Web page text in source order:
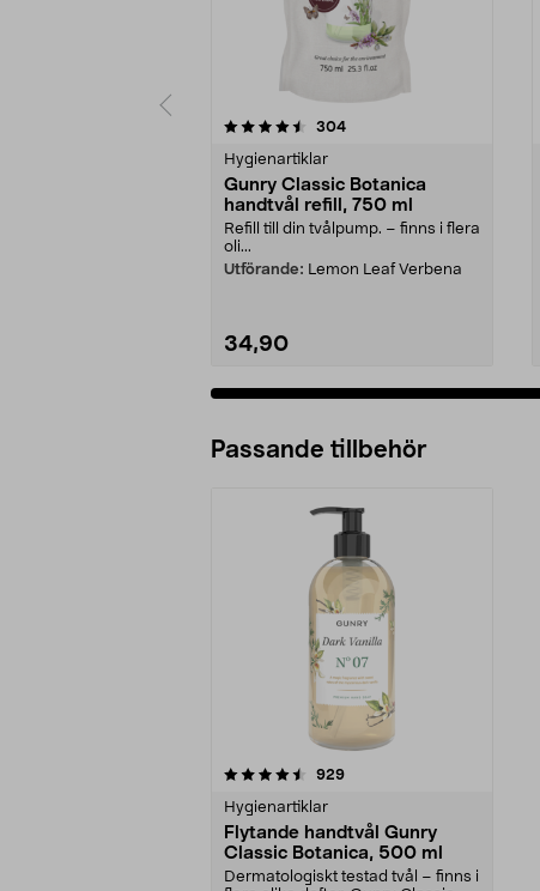
304recensioner
Hygienartiklar
Gunry Classic Botanica
handtvål refill, 750 ml
Refill till din tvålpump. – finns i flera
oli...
Utförande: Lemon Leaf Verbena
34,90
4.5 av 5 stjärnor
Passande tillbehör
929recensioner
Hygienartiklar
Flytande handtvål Gunry
Classic Botanica, 500 ml
Dermatologiskt testad tvål – finns i